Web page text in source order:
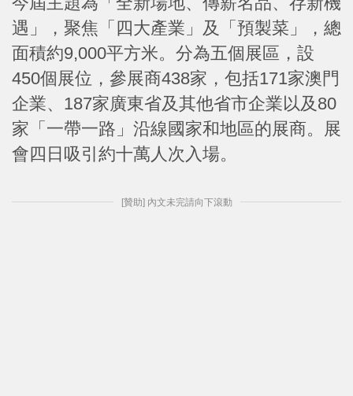
遇」，聚焦「四大產業」及「預製菜」，總
面積約9,000平方米。分為五個展區，設
450個展位，參展商438家，包括171家澳門
企業、187家廣東省及其他省市企業以及80
家「一帶一路」沿線國家和地區的展商。展
會四日吸引約十萬人次入場。
[贊助] 內文未完請向下滾動